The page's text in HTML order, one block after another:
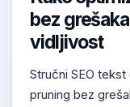
bez
vidljivost
Stručni SEO
pruning bez